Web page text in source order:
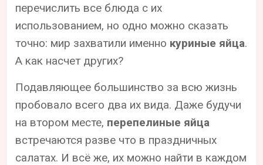
перечислить все блюда с их
использованием, но одно можно сказать
точно: мир захватили именно куриные яйца.
А как насчет других?
Подавляющее большинство за всю жизнь
пробовало всего два их вида. Даже будучи
на втором месте, перепелиные яйца
встречаются разве что в праздничных
салатах. И всё же, их можно найти в каждом